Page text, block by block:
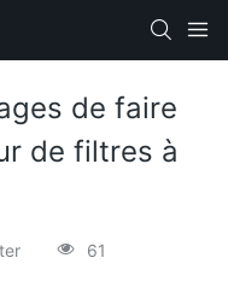
de faire
de filtres à
61